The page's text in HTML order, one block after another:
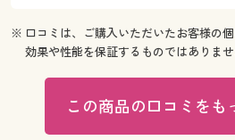
※ 口コミは、ご購入いただいたお客様の
効果や性能を保証するものではありませ
この商品の口コミをも